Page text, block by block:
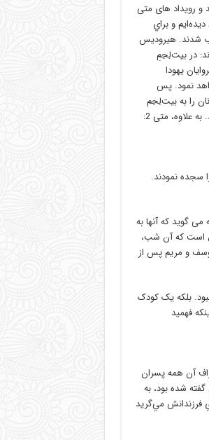
و رویداد های متی
و براي
شدند. هيروديس
در بيت‌لِحِمِ
يهودا
نمود. پس
را به بيت‌لِحِم
روانه کرد) نشان می دهد که آنها آنطور که سنت ها می گویند در همان شب تولد عیسی نزد او نرفتند. به علاوه، متی 2:
سجده نمودند.
گوید که آنها به
است که آن شب،
نتیجه گرفت که یوسف و مریم پس از
نبود. بلکه یک کودک
فهمید
آن همه پسران
گفته شده بود، به
مي‌گريد